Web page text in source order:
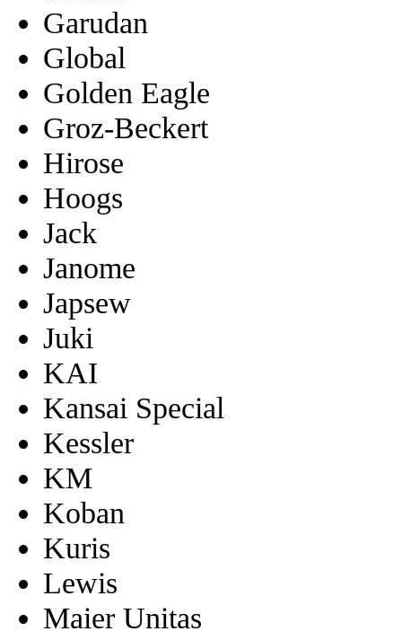
Garudan
Global
Golden Eagle
Groz-Beckert
Hirose
Hoogs
Jack
Janome
Japsew
Juki
KAI
Kansai Special
Kessler
KM
Koban
Kuris
Lewis
Maier Unitas